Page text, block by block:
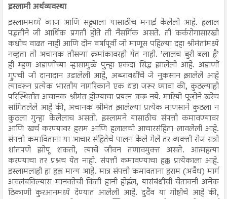
इस्लामी अर्थव्यवस्था
इस्लाममध्ये व्याज आणि सट्ट्याला यासाठीच मनाई केलेली आहे. हलाल
पद्धतीने जी आर्थिक प्रगती होते ती नैसर्गिक असते. ती कर्करोगासारखी
कधीच वाढत नाही आणि दोन वर्षापूर्वी जो माणूस पहिल्या दहा श्रीमंतांमध्ये
नव्हता तो अचानक तीसऱ्या क्रमांकावरही येत नाही. ’लालच बुरी बला है’
ही म्हण अडाणींच्या ऱ्हासामुळे पुन्हा एकदा सिद्ध झालेली आहे. अडाणीं
ग्रुपची जी दानादान उडालेली आहे, अब्जावधींचे जे नुकसान झालेले आहे
त्यावरून प्रत्येक भारतीय नागरिकाने एक धडा जरूर घ्यावा की, कुठल्याही
परिस्थितीत अचानक श्रीमंत होण्याचा प्रयत्न करू नये. मारियो पूजोने खरेच
सांगितलेले आहे की, अचानक श्रीमंत झालेल्या प्रत्येक माणसाने कुठला न
कुठला गुन्हा केलेलाच असतो. इस्लामने यासाठीच संपत्ती कमावण्यावर
आणि खर्च करण्यावर हराम आणि हलालची आचारसंहिता लावलेली आहे.
संपत्ती कमाविताना या आचार संहितेचे पालन केले गेले तर व्यक्ती रोज रात्री
शांतपणे झोपू शकतो, त्याचे जीवन तणावमुक्त असते. आत्महत्या
करण्याचा तर प्रश्नच येत नाही. संपत्ती कमावण्याचा हक्क प्रत्येकाला आहे.
इस्लामलाही हा हक्क मान्य आहे. मात्र संपत्ती कमावताना हराम (अवैध) मार्ग
अवलंबविल्यास मानवतेची किती हानी होईल, यासंबंधीची चेतावनी अनेक
ठिकाणी कुरआनमध्ये देण्यात आलेली आहे. दुर्दैव या गोष्टीचे आहे की,